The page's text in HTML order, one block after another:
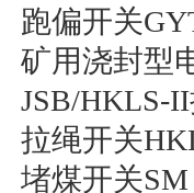
跑偏开关
矿用浇封型
JSB/HKLS-
拉绳开关
堵煤开关SM